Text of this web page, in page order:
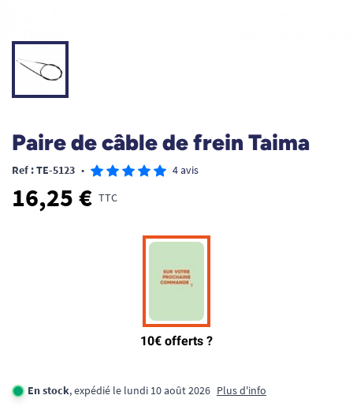
Paire de câble de frein Taima
Ref : TE-5123 • 4 avis
16,25 € TTC
En stock, expédié le lundi 10 août 2026 Plus d'info